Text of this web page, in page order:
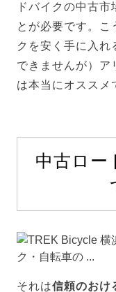
ドバイクの中古
とが必要です。こ
クを安く手に入れ
できませんが）ア
は本当にオススメ
中古ロー
それは信頼のおけ